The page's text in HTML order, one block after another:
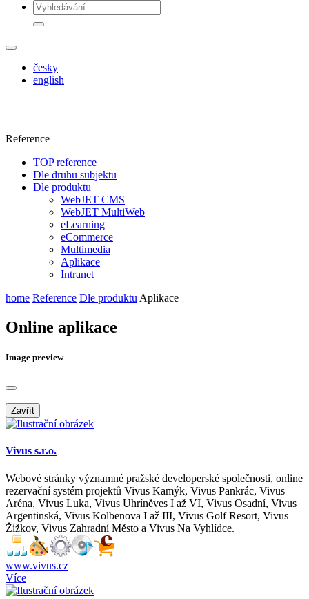
česky
english
Reference
TOP reference
Dle druhu subjektu
Dle produktu
WebJET CMS
WebJET MultiWeb
eLearning
eCommerce
Multimedia
Aplikace
Intranet
home Reference Dle produktu Aplikace
Online aplikace
Image preview
Zavřít
Vivus s.r.o.
Webové stránky významné pražské developerské společnosti, online
rezervační systém projektů Vivus Kamýk, Vivus Pankrác, Vivus
Aréna, Vivus Luka, Vivus Uhríněves I až VI, Vivus Osadní, Vivus
Argentinská, Vivus Kolbenova I až III, Vivus Golf Resort, Vivus
Žižkov, Vivus Zahradní Město a Vivus Na Vyhlídce.
www.vivus.cz
Více